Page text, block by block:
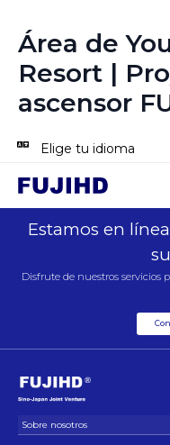
Área de
Resort |
ascensor
Elige tu idioma
Estamos en
Disfrute de nuestros servicios